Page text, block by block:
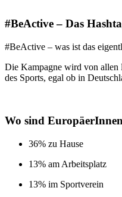
#BeActive – Das
#BeActive – was ist das
Die Kampagne wird von allen
des Sports, egal ob in
Wo sind
36% zu Hause
13% am Arbeitsplatz
13% im Sportverein